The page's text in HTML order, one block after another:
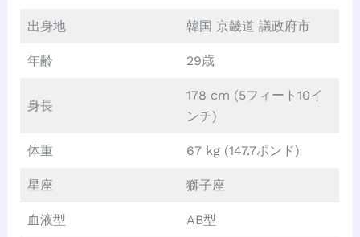
出身地 韓国 京畿道 議政府市
年齢 29歳
身長
178 cm (5フィート10イ
ンチ)
体重 67 kg (147.7ポンド)
星座 獅子座
血液型 AB型